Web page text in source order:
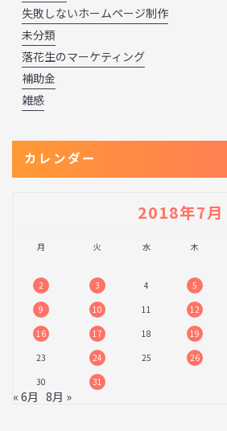
失敗しないホームページ制作
未分類
落花生のマーケティング
補助金
雑感
カレンダー
2018年7月
月 火 水 木
2
3 4 5
9
10 11 12
16
17 18 19
23
24 25 26
30
31
« 6月 8月 »